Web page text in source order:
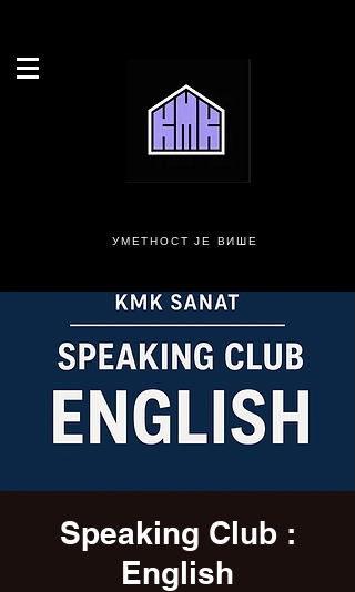
УМЕТНОСТ ЈЕ ВИШЕ
Speaking Club :
English